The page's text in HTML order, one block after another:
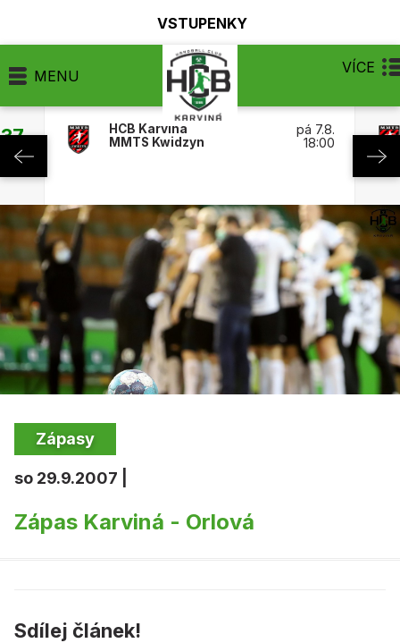
VSTUPENKY
MENU VÍCE
HCB Karviná
MMTS Kwidzyn
pá 7.8.
18:00
Zápasy
so 29.9.2007 |
Zápas Karviná - Orlová
Sdílej článek!